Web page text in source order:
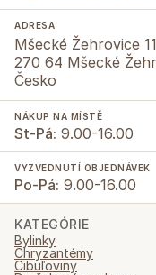
ADRESA
Mšecké Žehrovice
270 64 Mšecké
Česko
NÁKUP NA MÍSTĚ
St-Pá: 9.00-16.00
VYZVEDNUTÍ OBJEDNÁVEK
Po-Pá: 9.00-16.00
KATEGÓRIE
Bylinky
Chryzantémy
Cibuľoviny